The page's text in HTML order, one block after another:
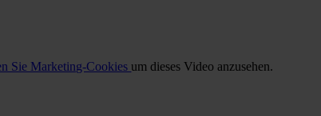
Sie Marketing-Cookies um dieses Video anzusehen.